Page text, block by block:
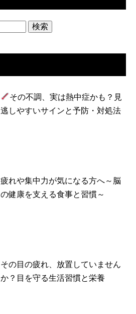
その不調、実は熱中症かも？見
逃しやすいサインと予防・対処法
疲れや集中力が気になる方へ～脳
の健康を支える食事と習慣～
その目の疲れ、放置していません
か？目を守る生活習慣と栄養